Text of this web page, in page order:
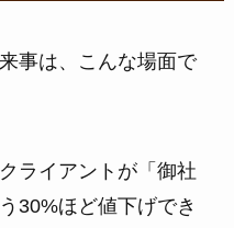
事は、こんな場面で
ライアントが「御社
30%ほど値下げでき